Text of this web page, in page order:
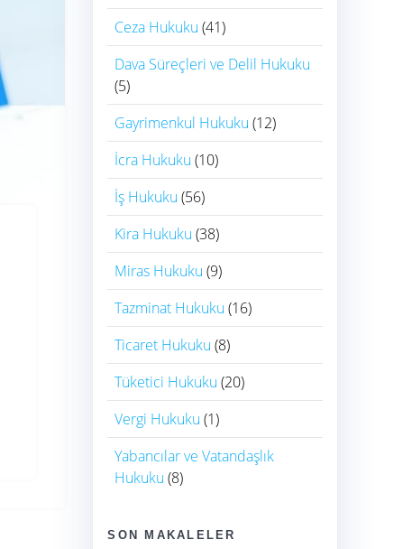
Ceza Hukuku (41)
Dava Süreçleri ve Delil Hukuku
(5)
Gayrimenkul Hukuku (12)
İcra Hukuku (10)
İş Hukuku (56)
Kira Hukuku (38)
Miras Hukuku (9)
Tazminat Hukuku (16)
Ticaret Hukuku (8)
Tüketici Hukuku (20)
Vergi Hukuku (1)
Yabancılar ve Vatandaşlık
Hukuku (8)
SON MAKALELER